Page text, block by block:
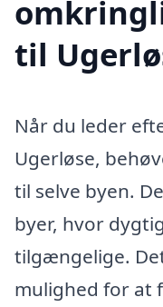
til
Når du leder
Ugerløse,
til selve byen.
byer, hvor
tilgængelige.
mulighed for at